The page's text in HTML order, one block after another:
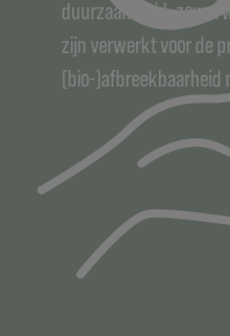
duurzaamheid, zowel
zijn verwerkt voor de
(bio-)afbreekbaarheid